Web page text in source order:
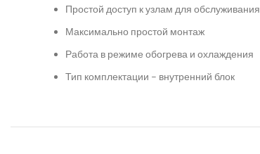
Простой доступ к узлам для обслуживания
Максимально простой монтаж
Работа в режиме обогрева и охлаждения️
Тип комплектации – внутренний блок